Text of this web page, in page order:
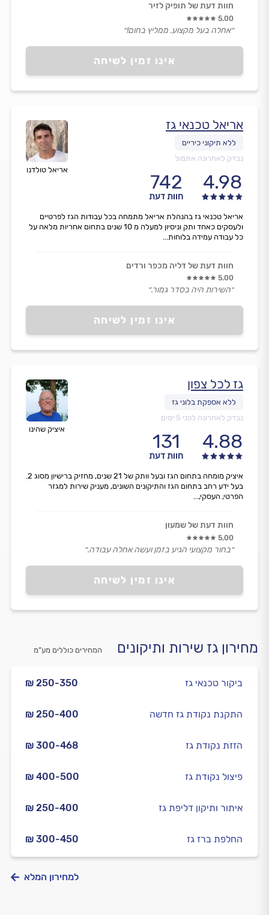
אינו זמין לשיחה
חוות דעת של תופיק לזיר
5.00
״אחלה בעל מקצוע. ממליץ בחום!״
אריאל טולדנו
אריאל טכנאי גז
נבדק לאחרונה אתמול
4.98
742
חוות דעת
אינו זמין לשיחה
אריאל טכנאי גז בהנהלת אריאל מתמחה בכל עבודות הגז לפרטיים
ולעסקים כאחד ותק וניסיון למעלה מ 10 שנים בתחום אחריות מלאה על
כל עבודה עמידה בלוחות...
חוות דעת של דליה מכפר ורדים
5.00
״השירות היה בסדר גמור.״
איציק שהינו
גז לכל צפון
נבדק לאחרונה לפני 5 ימים
4.88
131
חוות דעת
אינו זמין לשיחה
איציק מומחה בתחום הגז ובעל וותק של 21 שנים, מחזיק ברישיון מסוג 2.
בעל ידע רחב בתחום הגז והתיקונים השונים, מעניק שירות למגזר
הפרטי, העסקי,...
חוות דעת של שמעון
5.00
״בחור מקצועי הגיע בזמן ועשה אחלה עבודה.״
מחירון גז שירות ותיקונים המחירים כוללים מע”מ
₪ 250-350 ביקור טכנאי גז
₪ 250-400 התקנת נקודת גז חדשה
₪ 300-468 הזזת נקודת גז
₪ 400-500 פיצול נקודת גז
₪ 250-400 איתור ותיקון דליפת גז
₪ 300-450 החלפת ברז גז
למחירון המלא